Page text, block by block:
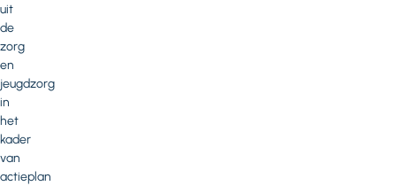
uit
de
zorg
en
jeugdzorg
in
het
kader
van
actieplan